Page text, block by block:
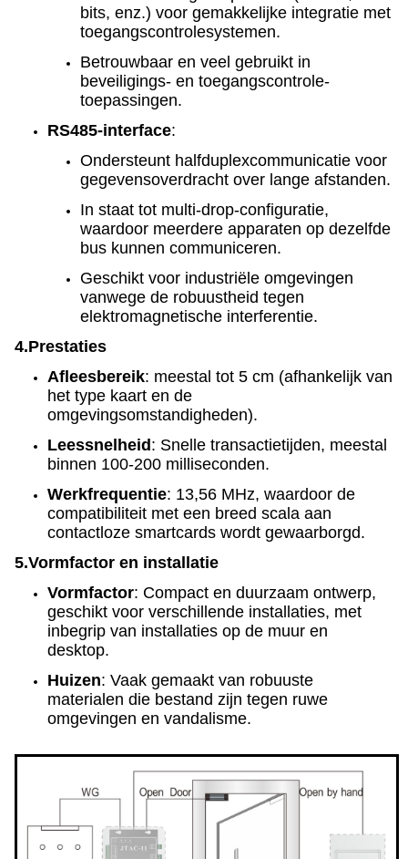
bits, enz.) voor gemakkelijke integratie met
toegangscontrolesystemen.
Betrouwbaar en veel gebruikt in
beveiligings- en toegangscontrole-
toepassingen.
RS485-interface:
Ondersteunt halfduplexcommunicatie voor
gegevensoverdracht over lange afstanden.
In staat tot multi-drop-configuratie,
waardoor meerdere apparaten op dezelfde
bus kunnen communiceren.
Geschikt voor industriële omgevingen
vanwege de robuustheid tegen
elektromagnetische interferentie.
4.Prestaties
Afleesbereik: meestal tot 5 cm (afhankelijk van
het type kaart en de
omgevingsomstandigheden).
Leessnelheid : Snelle transactietijden, meestal
binnen 100-200 milliseconden.
Werkfrequentie: 13,56 MHz, waardoor de
compatibiliteit met een breed scala aan
contactloze smartcards wordt gewaarborgd.
5.Vormfactor en installatie
Vormfactor: Compact en duurzaam ontwerp,
geschikt voor verschillende installaties, met
inbegrip van installaties op de muur en
desktop.
Huizen: Vaak gemaakt van robuuste
materialen die bestand zijn tegen ruwe
omgevingen en vandalisme.